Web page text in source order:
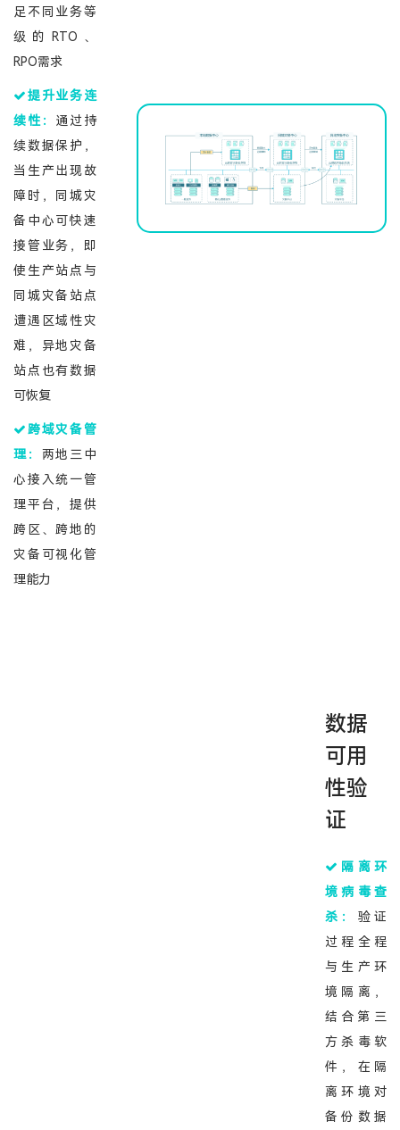
足不同业务等
级的RTO、
RPO需求
提升业务连
续性： 通过持
续数据保护，
当生产出现故
障时，同城灾
备中心可快速
接管业务，即
使生产站点与
同城灾备站点
遭遇区域性灾
难，异地灾备
站点也有数据
可恢复
跨域灾备管
理： 两地三中
心接入统一管
理平台，提供
跨区、跨地的
灾备可视化管
理能力
数据
可用
性验
证
隔离环
境病毒查
杀： 验证
过程全程
与生产环
境隔离，
结合第三
方杀毒软
件，在隔
离环境对
备份数据